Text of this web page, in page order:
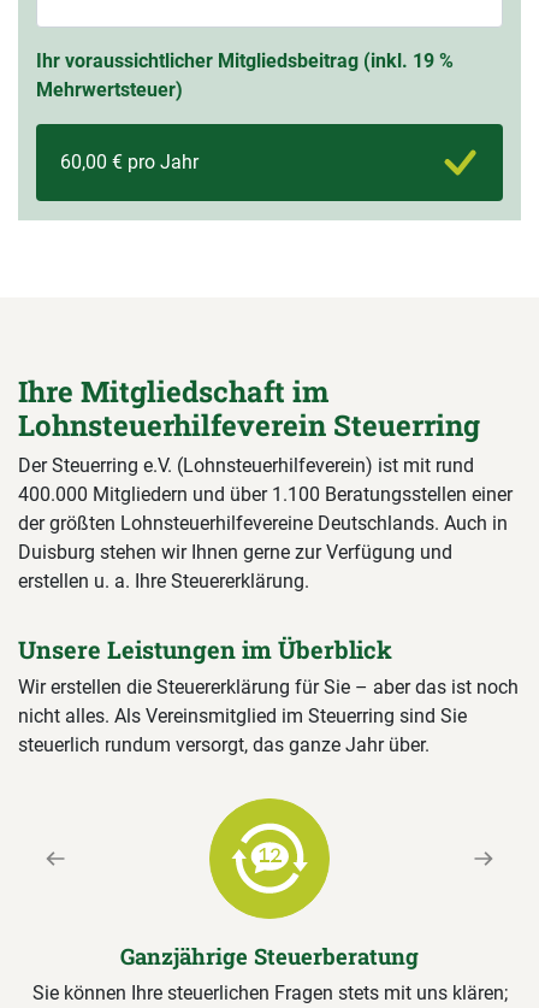
Ihr voraussichtlicher Mitgliedsbeitrag (inkl. 19 %
Mehrwertsteuer)
60,00 € pro Jahr
Ihre Mitgliedschaft im
Lohnsteuerhilfeverein Steuerring
Der Steuerring e.V. (Lohnsteuerhilfeverein) ist mit rund
400.000 Mitgliedern und über 1.100 Beratungsstellen einer
der größten Lohnsteuerhilfevereine Deutschlands. Auch in
Duisburg stehen wir Ihnen gerne zur Verfügung und
erstellen u. a. Ihre Steuererklärung.
Unsere Leistungen im Überblick
Wir erstellen die Steuererklärung für Sie – aber das ist noch
nicht alles. Als Vereinsmitglied im Steuerring sind Sie
steuerlich rundum versorgt, das ganze Jahr über.
Ganzjährige Steuerberatung
Sie können Ihre steuerlichen Fragen stets mit uns klären;
Previous Next